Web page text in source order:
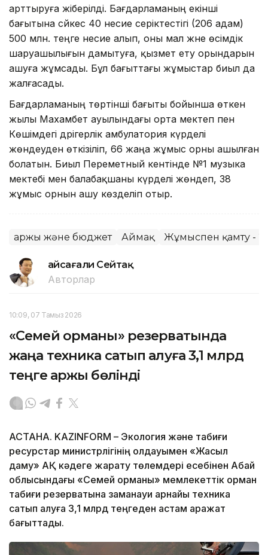
арттыруға жіберілді. Бағдарламаның екінші
бағытына сәйкес 40 несие серіктестігі (206 адам)
500 млн. теңге несие алып, оны мал және өсімдік
шаруашылығын дамытуға, қызмет ету орындарын
ашуға жұмсады. Бұл бағыттағы жұмыстар биыл да
жалғасады.
Бағдарламаның төртінші бағыты бойынша өткен
жылы Махамбет ауылындағы орта мектеп пен
Көшімдегі дәрігерлік амбулатория күрделі
жөндеуден өткізіліп, 66 жаңа жұмыс орны ашылған
болатын. Биыл Переметный кентінде №1 музыка
мектебі мен балабақшаны күрделі жөндеп, 38
жұмыс орнын ашу көзделіп отыр.
Қаржы және бюджет Аймақ Жұмыспен қамту -
Ғайсағали Сейтақ
Авторлар
10:09, 07 Тамыз 2026
«Семей орманы» резерватында
жаңа техника сатып алуға 3,1 млрд
теңге қаржы бөлінді
АСТАНА. KAZINFORM – Экология және табиғи
ресурстар министрлігінің қолдауымен «Жасыл
даму» АҚ кәдеге жарату төлемдері есебінен Абай
облысындағы «Семей орманы» мемлекеттік орман
табиғи резерватына заманауи арнайы техника
сатып алуға 3,1 млрд теңгеден астам қаражат
бағыттады.